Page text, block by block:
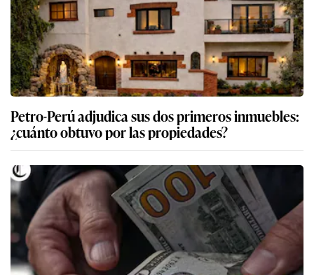
Petro-Perú adjudica sus dos primeros inmuebles:
¿cuánto obtuvo por las propiedades?